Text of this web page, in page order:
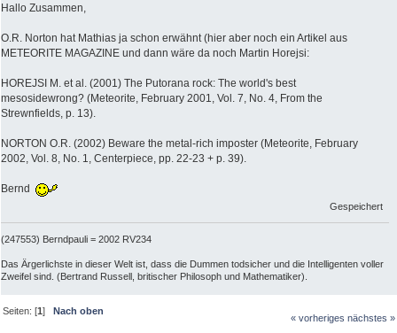
Hallo Zusammen,
O.R. Norton hat Mathias ja schon erwähnt (hier aber noch ein Artikel aus
METEORITE MAGAZINE und dann wäre da noch Martin Horejsi:
HOREJSI M. et al. (2001) The Putorana rock: The world's best
mesosidewrong? (Meteorite, February 2001, Vol. 7, No. 4, From the
Strewnfields, p. 13).
NORTON O.R. (2002) Beware the metal-rich imposter (Meteorite, February
2002, Vol. 8, No. 1, Centerpiece, pp. 22-23 + p. 39).
Bernd
Gespeichert
(247553) Berndpauli = 2002 RV234
Das Ärgerlichste in dieser Welt ist, dass die Dummen todsicher und die Intelligenten voller
Zweifel sind. (Bertrand Russell, britischer Philosoph und Mathematiker).
Seiten: [1]Nach oben
« vorheriges nächstes »